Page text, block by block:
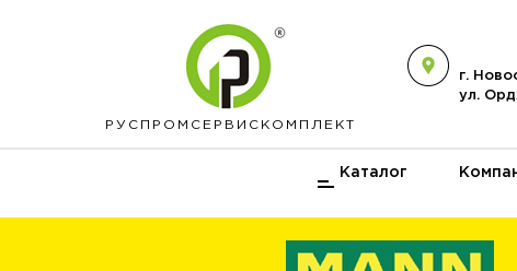
РУСПРОМ СЕРВИСКОМПЛЕКТ
г.
ул.
Каталог